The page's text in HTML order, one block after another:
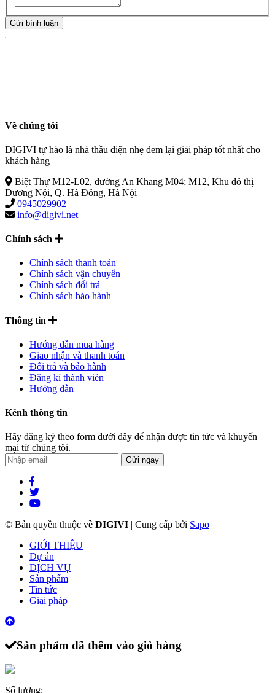
Gửi bình luận
Về chúng tôi
DIGIVI tự hào là nhà thầu điện nhẹ đem lại giải pháp tốt nhất cho
khách hàng
Biệt Thự M12-L02, đường An Khang M04; M12, Khu đô thị
Dương Nội, Q. Hà Đông, Hà Nội
0945029902
info@digivi.net
Chính sách
Chính sách thanh toán
Chính sách vận chuyển
Chính sách đổi trả
Chính sách bảo hành
Thông tin
Hướng dẫn mua hàng
Giao nhận và thanh toán
Đổi trả và bảo hành
Đăng kí thành viên
Hướng dẫn
Kênh thông tin
Hãy đăng ký theo form dưới đây để nhận được tin tức và khuyến
mại từ chúng tôi.
Gửi ngay
© Bản quyền thuộc về DIGIVI Cung cấp bởi Sapo
GIỚI THIỆU
Dự án
DỊCH VỤ
Sản phẩm
Tin tức
Giải pháp
Sản phẩm đã thêm vào giỏ hàng
Số lượng: